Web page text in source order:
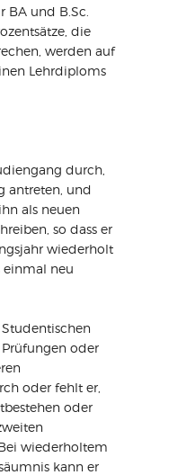
BA und B.Sc.
die
werden auf
Lehrdiploms
durch,
antreten, und
als neuen
so dass er
wiederholt
neu
oder
oder fehlt er,
oder
wiederholtem
kann er